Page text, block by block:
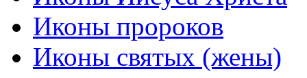
Иконы пророков
Иконы святых (жены)